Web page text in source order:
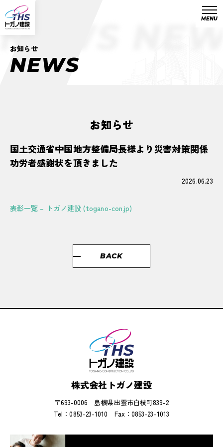
MENU
NEWS
お知らせ
NEWS
お知らせ
国土交通省中国地方整備局長様より災害対策関係
功労者感謝状を頂きました
2026.06.23
表彰一覧 – トガノ建設 (togano-con.jp)
BACK
株式会社トガノ建設
〒693-0006 島根県出雲市白枝町839-2
Tel：0853-23-1010 Fax：0853-23-1013